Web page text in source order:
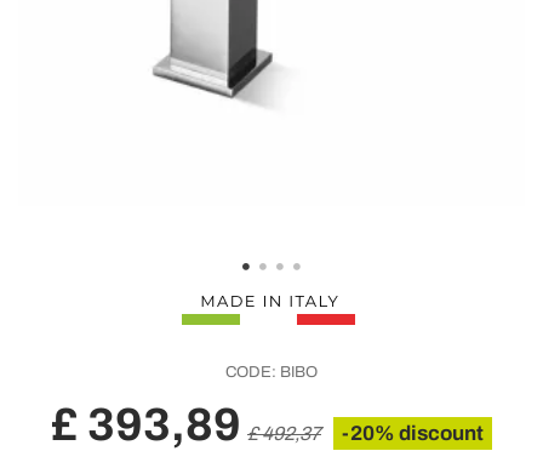
CODE: BIBO
£ 393,89 £ 492,37 -20% discount